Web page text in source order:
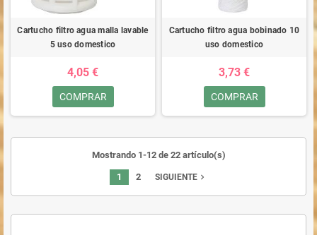
Cartucho filtro agua malla lavable
5 uso domestico
4,05 €
COMPRAR
Cartucho filtro agua bobinado 10
uso domestico
3,73 €
COMPRAR
Mostrando 1-12 de 22 artículo(s)
1 2 SIGUIENTE navigate_next